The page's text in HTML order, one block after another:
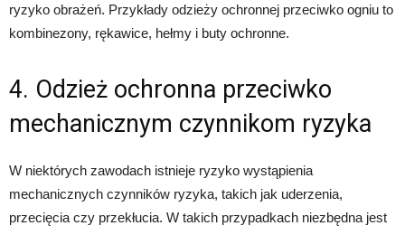
ryzyko obrażeń. Przykłady odzieży ochronnej przeciwko ogniu to
kombinezony, rękawice, hełmy i buty ochronne.
4. Odzież ochronna przeciwko
mechanicznym czynnikom ryzyka
W niektórych zawodach istnieje ryzyko wystąpienia
mechanicznych czynników ryzyka, takich jak uderzenia,
przecięcia czy przekłucia. W takich przypadkach niezbędna jest